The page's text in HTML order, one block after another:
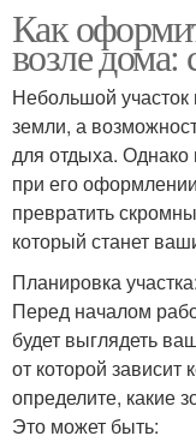
Как
возле дома:
Небольшой участок
земли, а
для отдыха. Однако
при его
превратить
который станет
Планировка
Перед началом
будет выглядеть
от которой зависит
определите, какие
Это может быть: